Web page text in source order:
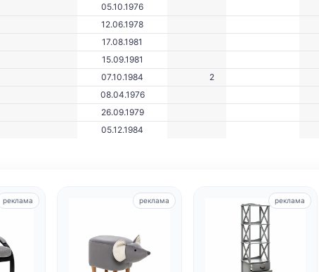
05.10.1976
12.06.1978
17.08.1981
15.09.1981
07.10.1984
2
08.04.1976
26.09.1979
05.12.1984
реклама реклама реклама